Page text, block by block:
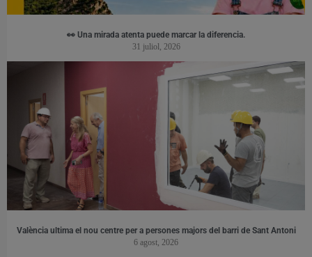
👀 Una mirada atenta puede marcar la diferencia.
31 juliol, 2026
València ultima el nou centre per a persones majors del barri de Sant Antoni
6 agost, 2026